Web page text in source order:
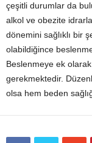
çeşitli durumlar da
alkol ve obezite idrarla
dönemini sağlıklı bir
olabildiğince
Beslenmeye ek
gerekmektedir.
olsa hem beden